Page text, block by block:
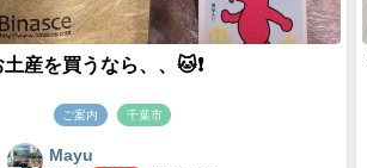
産を買うなら、、🐱❗️
ご案内 千葉市
Mayu